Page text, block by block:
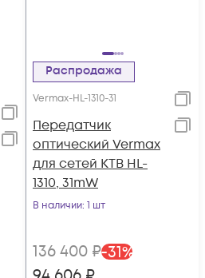
Распродажа
Vermax-HL-1310-31
Передатчик
оптический Vermax
для сетей КТВ HL-
1310, 31mW
В наличии: 1 шт
136 400 ₽-31%